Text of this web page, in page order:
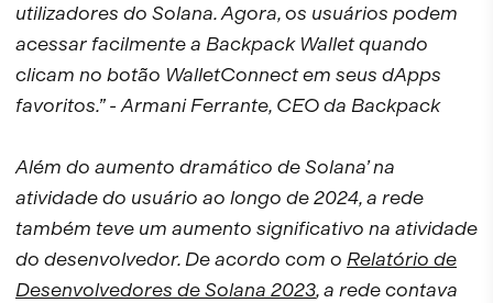
utilizadores do Solana. Agora, os usuários podem
acessar facilmente a Backpack Wallet quando
clicam no botão WalletConnect em seus dApps
favoritos.”- Armani Ferrante, CEO da Backpack
Além do aumento dramático de Solana’ na
atividade do usuário ao longo de 2024, a rede
também teve um aumento significativo na atividade
do desenvolvedor. De acordo com o Relatório de
Desenvolvedores de Solana 2023, a rede contava